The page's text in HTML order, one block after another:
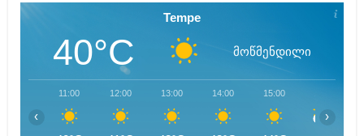
Tempe
40°C მოწმენდილი
11:00 12:00 13:00 14:00 15:00
‹ ›